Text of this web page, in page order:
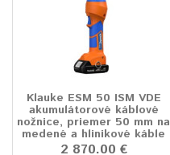
Klauke ESM 50 ISM VDE
akumulátorové káblové
nožnice, priemer 50 mm na
medené a hlinikové káble
2 870.00 €